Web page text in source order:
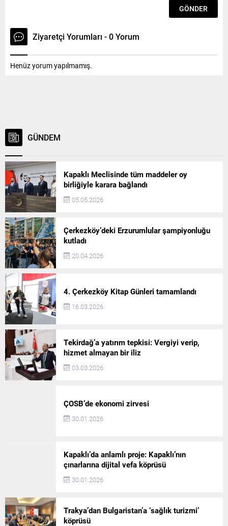
Ziyaretçi Yorumları - 0 Yorum
Henüz yorum yapılmamış.
GÜNDEM
Kapaklı Meclisinde tüm maddeler oy
birliğiyle karara bağlandı
05.05.2026
Çerkezköy’deki Erzurumlular şampiyonluğu
kutladı
20.04.2026
4. Çerkezköy Kitap Günleri tamamlandı
16.03.2026
Tekirdağ’a yatırım tepkisi: Vergiyi verip,
hizmet almayan bir iliz
03.03.2026
ÇOSB’de ekonomi zirvesi
30.01.2026
Kapaklı’da anlamlı proje: Kapaklı’nın
çınarlarına dijital vefa köprüsü
30.01.2026
Trakya’dan Bulgaristan’a ‘sağlık turizmi’
köprüsü